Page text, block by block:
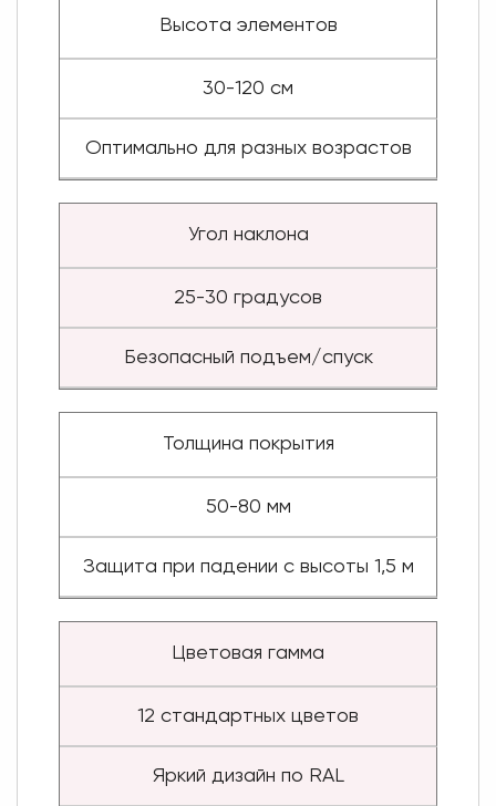
Высота элементов
30-120 см
Оптимально для разных возрастов
Угол наклона
25-30 градусов
Безопасный подъем/спуск
Толщина покрытия
50-80 мм
Защита при падении с высоты 1,5 м
Цветовая гамма
12 стандартных цветов
Яркий дизайн по RAL